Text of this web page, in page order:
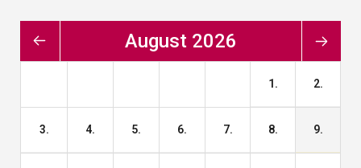
august 2026
1. 2.
3. 4. 5. 6. 7. 8. 9.